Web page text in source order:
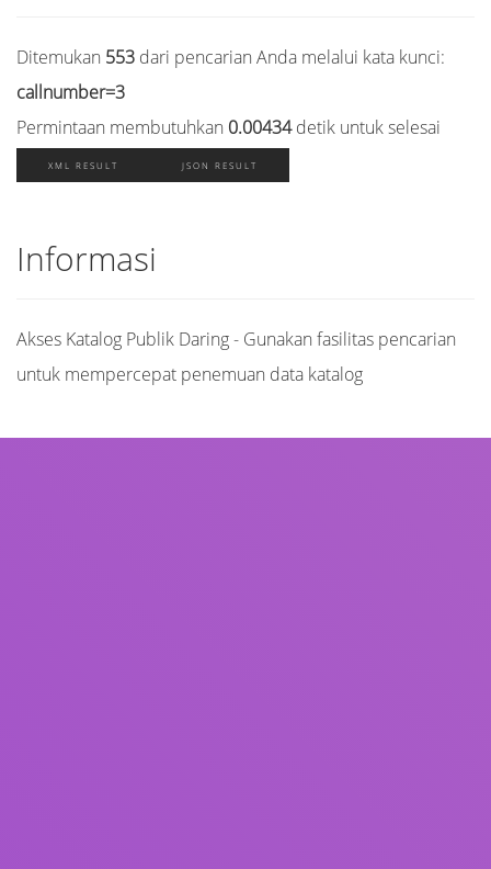
Ditemukan 553 dari pencarian Anda melalui kata kunci:
callnumber=3
Permintaan membutuhkan 0.00434detik untuk selesai
XML RESULT JSON RESULT
Informasi
Akses Katalog Publik Daring - Gunakan fasilitas pencarian
untuk mempercepat penemuan data katalog